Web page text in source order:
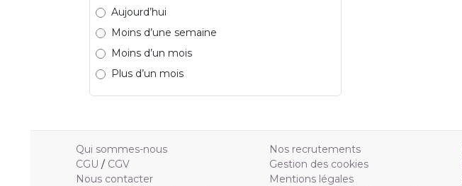
Aujourd’hui
Moins d’une semaine
Moins d’un mois
Plus d’un mois
Qui sommes-nous
CGU / CGV
Nous contacter
Nos recrutements
Gestion des cookies
Mentions légales